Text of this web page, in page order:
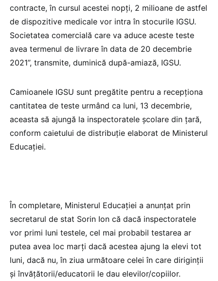
contracte, în cursul acestei nopţi, 2 milioane de astfel
de dispozitive medicale vor intra în stocurile IGSU.
Societatea comercială care va aduce aceste teste
avea termenul de livrare în data de 20 decembrie
2021”, transmite, duminică după-amiază, IGSU.
Camioanele IGSU sunt pregătite pentru a recepţiona
cantitatea de teste urmând ca luni, 13 decembrie,
aceasta să ajungă la inspectoratele şcolare din ţară,
conform caietului de distribuţie elaborat de Ministerul
Educaţiei.
În completare, Ministerul Educației a anunțat prin
secretarul de stat Sorin Ion că dacă inspectoratele
vor primi luni testele, cel mai probabil testarea ar
putea avea loc marți dacă acestea ajung la elevi tot
luni, dacă nu, în ziua următoare celei în care diriginții
și învățătorii/educatorii le dau elevilor/copiilor.